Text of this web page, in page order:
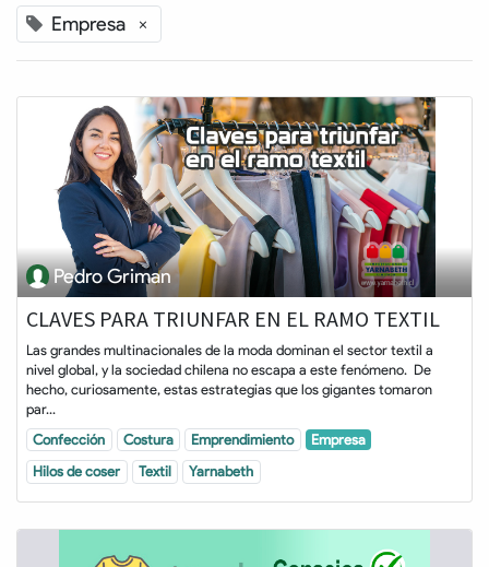
Empresa ×
Pedro Griman
CLAVES PARA TRIUNFAR EN EL RAMO TEXTIL
Las grandes multinacionales de la moda dominan el sector textil a
nivel global, y la sociedad chilena no escapa a este fenómeno. De
hecho, curiosamente, estas estrategias que los gigantes tomaron
par...
Confección Costura Emprendimiento
Empresa
Hilos de coser
Textil Yarnabeth